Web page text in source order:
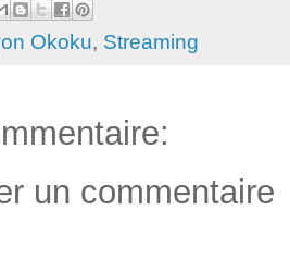
Okoku, Streaming
un commentaire